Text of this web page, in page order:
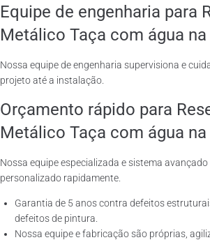
Equipe de engenharia para
Metálico Taça com água
Nossa equipe de engenharia supervisiona e
projeto até a instalação.
Orçamento rápido para
Metálico Taça com água
Nossa equipe especializada e sistema
personalizado rapidamente.
Garantia de 5 anos contra defeitos
defeitos de pintura.
Nossa equipe e fabricação são próprias,